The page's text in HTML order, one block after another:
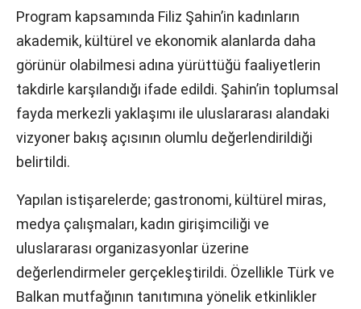
Program kapsamında Filiz Şahin’in kadınların
akademik, kültürel ve ekonomik alanlarda daha
görünür olabilmesi adına yürüttüğü faaliyetlerin
takdirle karşılandığı ifade edildi. Şahin’in toplumsal
fayda merkezli yaklaşımı ile uluslararası alandaki
vizyoner bakış açısının olumlu değerlendirildiği
belirtildi.
Yapılan istişarelerde; gastronomi, kültürel miras,
medya çalışmaları, kadın girişimciliği ve
uluslararası organizasyonlar üzerine
değerlendirmeler gerçekleştirildi. Özellikle Türk ve
Balkan mutfağının tanıtımına yönelik etkinlikler